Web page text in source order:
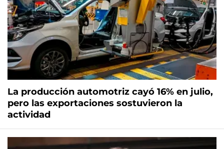
La producción automotriz cayó 16% en julio,
pero las exportaciones sostuvieron la
actividad